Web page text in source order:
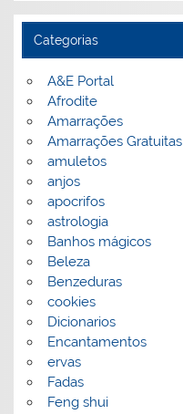
Categorias
A&E Portal
Afrodite
Amarrações
Amarrações Gratuitas
amuletos
anjos
apocrifos
astrologia
Banhos mágicos
Beleza
Benzeduras
cookies
Dicionarios
Encantamentos
ervas
Fadas
Feng shui